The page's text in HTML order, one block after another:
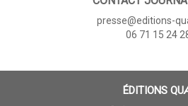
presse@editions-
06 71 15 24
ÉDITIONS